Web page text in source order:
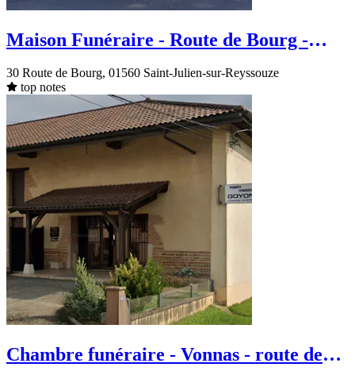
Maison Funéraire - Route de Bourg -
30 Route de Bourg, 01560 Saint-Julien-sur-Reyssouze
top notes
Chambre funéraire - Vonnas - route de